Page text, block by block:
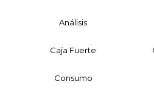
Análisis
Caja Fuerte
Consumo